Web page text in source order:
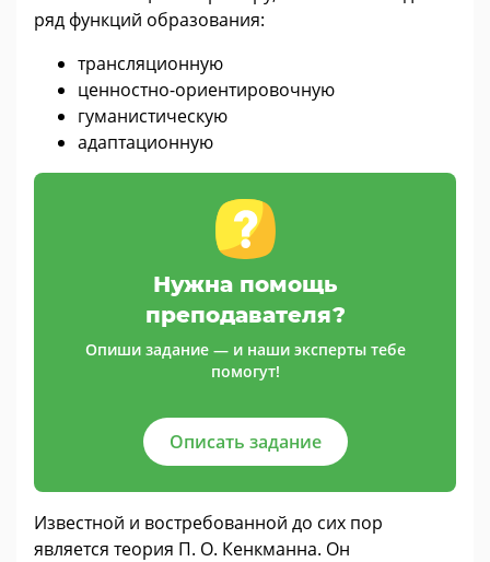
ряд функций образования:
трансляционную
ценностно-ориентировочную
гуманистическую
адаптационную
Нужна помощь
преподавателя?
Опиши задание — и наши эксперты тебе
помогут!
Описать задание
Известной и востребованной до сих пор
является теория П. О. Кенкманна. Он